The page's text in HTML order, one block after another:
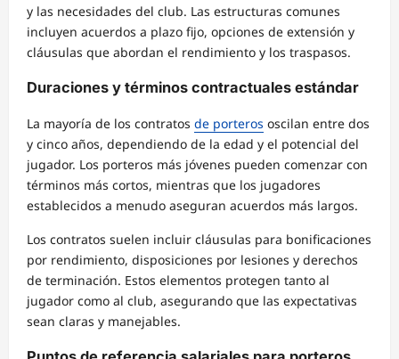
y las necesidades del club. Las estructuras comunes
incluyen acuerdos a plazo fijo, opciones de extensión y
cláusulas que abordan el rendimiento y los traspasos.
Duraciones y términos contractuales estándar
La mayoría de los contratos de porteros oscilan entre dos
y cinco años, dependiendo de la edad y el potencial del
jugador. Los porteros más jóvenes pueden comenzar con
términos más cortos, mientras que los jugadores
establecidos a menudo aseguran acuerdos más largos.
Los contratos suelen incluir cláusulas para bonificaciones
por rendimiento, disposiciones por lesiones y derechos
de terminación. Estos elementos protegen tanto al
jugador como al club, asegurando que las expectativas
sean claras y manejables.